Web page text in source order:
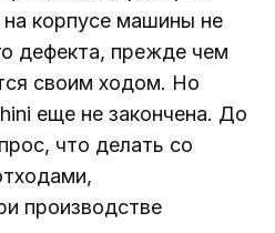
корпусе машины не
дефекта, прежде чем
своим ходом. Но
еще не закончена. До
что делать со
производстве